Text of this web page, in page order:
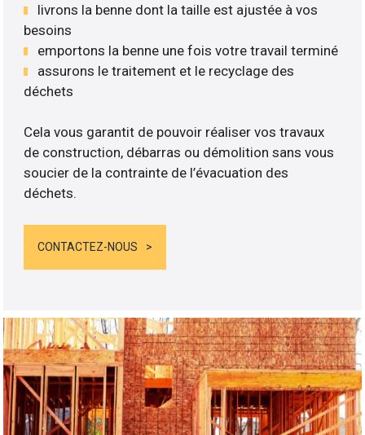
livrons la benne dont la taille est ajustée à vos
besoins
emportons la benne une fois votre travail terminé
assurons le traitement et le recyclage des
déchets
Cela vous garantit de pouvoir réaliser vos travaux
de construction, débarras ou démolition sans vous
soucier de la contrainte de l’évacuation des
déchets.
CONTACTEZ-NOUS